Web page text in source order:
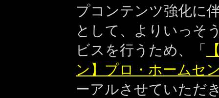
プコンテンツ強化に
として、よりいっそ
ビスを行うため、「
ン】プロ・ホームセ
ーアルさせていただ